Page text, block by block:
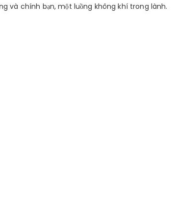
và chính bạn, một luồng không khí trong lành.